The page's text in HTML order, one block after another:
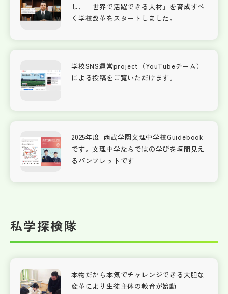
し、「世界で活躍できる人材」を育成すべ
く学校改革をスタートしました。
学校SNS運営project（YouTubeチーム）
による投稿をご覧いただけます。
2025年度‗西武学園文理中学校Guidebook
です。文理中学ならではの学びを垣間見え
るパンフレットです
私学探検隊
本物だから本気でチャレンジできる大胆な
変革により生徒主体の教育が始動